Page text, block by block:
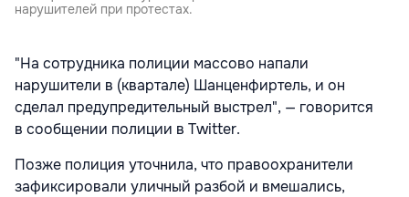
нарушителей при протестах.
"На сотрудника полиции массово напали
нарушители в (квартале) Шанценфиртель, и он
сделал предупредительный выстрел", — говорится
в сообщении полиции в Twitter.
Позже полиция уточнила, что правоохранители
зафиксировали уличный разбой и вмешались,